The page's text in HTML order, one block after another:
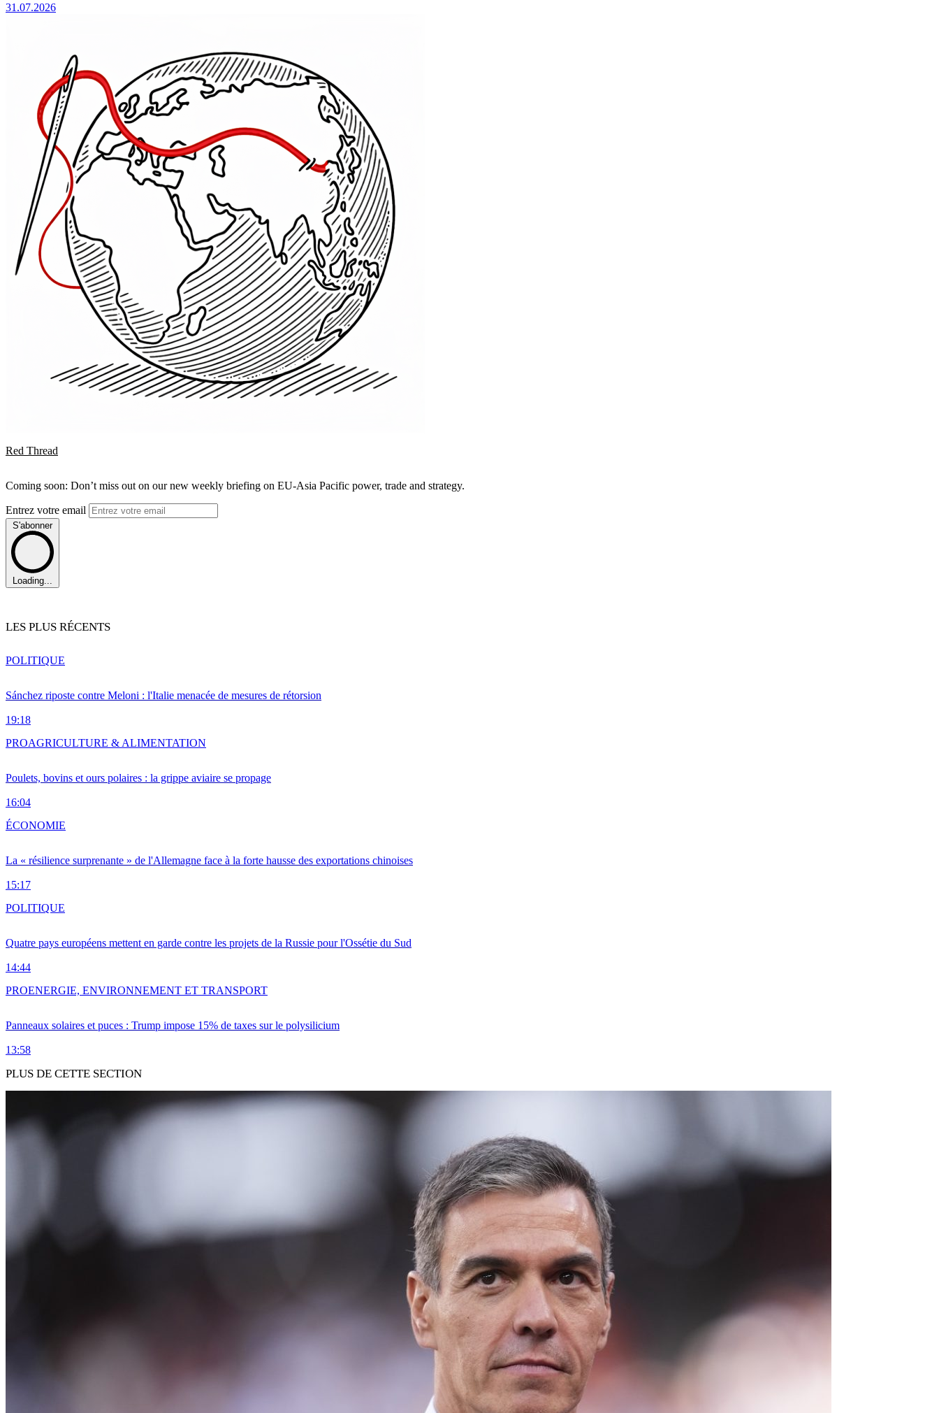
31.07.2026
Red Thread
Coming soon: Don’t miss out on our new weekly briefing on EU-Asia Pacific power, trade and strategy.
Entrez votre email
S'abonner
Loading...
LES PLUS RÉCENTS
Sánchez riposte contre Meloni : l'Italie menacée de mesures de rétorsion
19:18
POLITIQUE
Poulets, bovins et ours polaires : la grippe aviaire se propage
16:04
PROAGRICULTURE & ALIMENTATION
La « résilience surprenante » de l'Allemagne face à la forte hausse des exportations chinoises
15:17
ÉCONOMIE
Quatre pays européens mettent en garde contre les projets de la Russie pour l'Ossétie du Sud
14:44
POLITIQUE
Panneaux solaires et puces : Trump impose 15% de taxes sur le polysilicium
13:58
PROENERGIE, ENVIRONNEMENT ET TRANSPORT
PLUS DE CETTE SECTION